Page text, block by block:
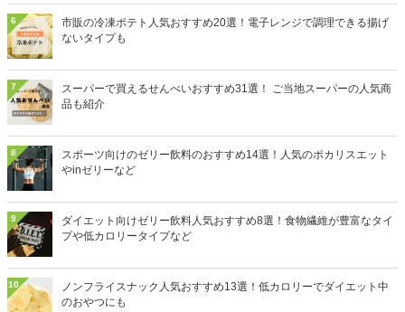
6
市販の冷凍ポテト人気おすすめ20選！電子レンジで調理できる揚げ
ないタイプも
7
スーパーで買えるせんべいおすすめ31選！ ご当地スーパーの人気商
品も紹介
8
スポーツ向けのゼリー飲料のおすすめ14選！人気のポカリスエット
やinゼリーなど
9
ダイエット向けゼリー飲料人気おすすめ8選！食物繊維が豊富なタイ
プや低カロリータイプなど
10
ノンフライスナック人気おすすめ13選！低カロリーでダイエット中
のおやつにも